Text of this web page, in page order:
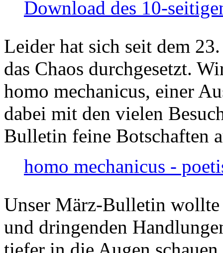
Download des 10-
Leider hat sich seit dem
das Chaos durchgesetzt.
homo mechanicus, einer
dabei mit den vielen
Bulletin feine Botschaften
homo mechanicus -
Unser März-Bulletin
und dringenden